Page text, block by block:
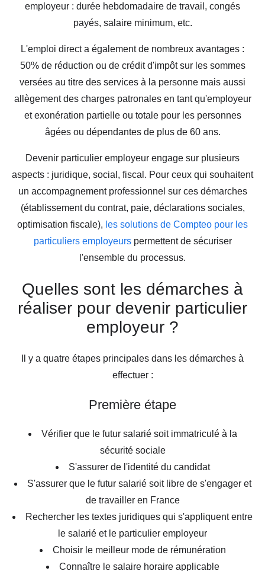
employeur : durée hebdomadaire de travail, congés
payés, salaire minimum, etc.
L'emploi direct a également de nombreux avantages :
50% de réduction ou de crédit d'impôt sur les sommes
versées au titre des services à la personne mais aussi
allègement des charges patronales en tant qu'employeur
et exonération partielle ou totale pour les personnes
âgées ou dépendantes de plus de 60 ans.
Devenir particulier employeur engage sur plusieurs
aspects : juridique, social, fiscal. Pour ceux qui souhaitent
un accompagnement professionnel sur ces démarches
(établissement du contrat, paie, déclarations sociales,
optimisation fiscale), les solutions de Compteo pour les
particuliers employeurspermettent de sécuriser
l'ensemble du processus.
Quelles sont les démarches à
réaliser pour devenir particulier
employeur ?
Il y a quatre étapes principales dans les démarches à
effectuer :
Première étape
Vérifier que le futur salarié soit immatriculé à la
sécurité sociale
S'assurer de l'identité du candidat
S'assurer que le futur salarié soit libre de s'engager et
de travailler en France
Rechercher les textes juridiques qui s'appliquent entre
le salarié et le particulier employeur
Choisir le meilleur mode de rémunération
Connaître le salaire horaire applicable